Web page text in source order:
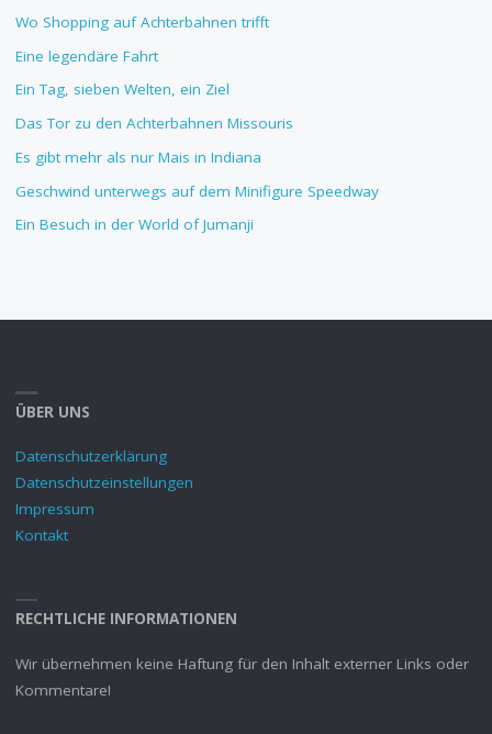
Wo Shopping auf Achterbahnen trifft
Eine legendäre Fahrt
Ein Tag, sieben Welten, ein Ziel
Das Tor zu den Achterbahnen Missouris
Es gibt mehr als nur Mais in Indiana
Geschwind unterwegs auf dem Minifigure Speedway
Ein Besuch in der World of Jumanji
ÜBER UNS
Datenschutzerklärung
Datenschutzeinstellungen
Impressum
Kontakt
RECHTLICHE INFORMATIONEN
Wir übernehmen keine Haftung für den Inhalt externer Links oder
Kommentare!